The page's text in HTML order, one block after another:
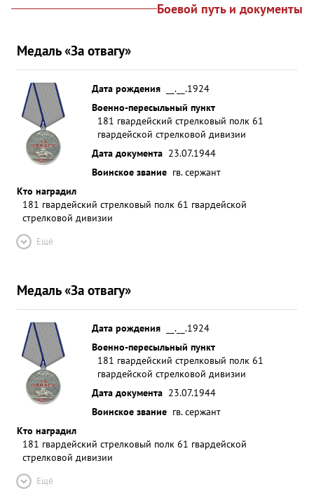
Боевой путь и документы
Медаль «За отвагу»
Дата рождения
__.__.1924
Военно-пересыльный пункт
181 гвардейский стрелковый полк 61
гвардейской стрелковой дивизии
Дата документа 23.07.1944
Воинское звание гв. сержант
Кто наградил
181 гвардейский стрелковый полк 61 гвардейской
стрелковой дивизии
Ещё
Медаль «За отвагу»
Дата рождения
__.__.1924
Военно-пересыльный пункт
181 гвардейский стрелковый полк 61
гвардейской стрелковой дивизии
Дата документа 23.07.1944
Воинское звание гв. сержант
Кто наградил
181 гвардейский стрелковый полк 61 гвардейской
стрелковой дивизии
Ещё